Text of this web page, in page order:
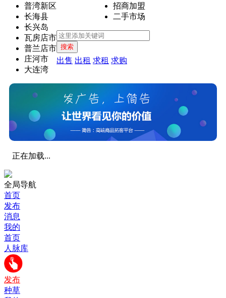
普湾新区
长海县
长兴岛
瓦房店市
普兰店市
庄河市
大连湾
招商加盟
二手市场
搜索
出售 出租 求租 求购
正在加载...
全局导航
首页
发布
消息
我的
首页
人脉库
发布
种草